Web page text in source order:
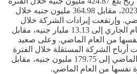
من يناير حتى نهاية سبتمبر 2023، مقابل 364.98 مليون جنيه خلال
وإرتفعت إيرادات الشركة خلال
التسعة أشهر الأولى من العام الجاري إلى 13.13 مليار جنيه، مقابل
نفسها من العام الماضي. وعلى صعيد
أرباح الشركة المستقلة خلال الفترة
من يناير حتى نهاية سبتمبر الماضي إلى 179.75 مليون جنيه، مقابل